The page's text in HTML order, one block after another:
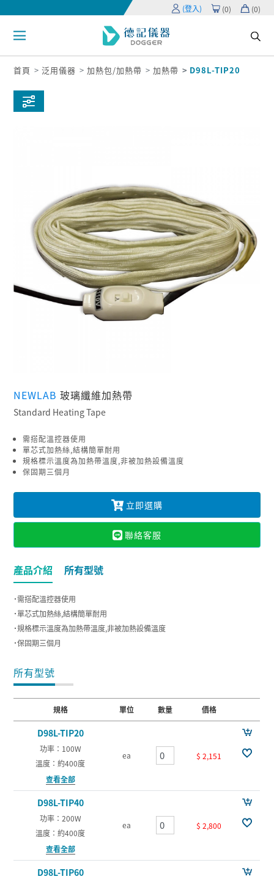
(登入) (0) (0)
首頁 泛用儀器 加熱包/加熱帶 加熱帶 D98L-TIP20
NEWLAB玻璃纖維加熱帶
Standard Heating Tape
需搭配溫控器使用
單芯式加熱絲,結構簡單耐用
規格標示溫度為加熱帶溫度,非被加熱設備溫度
保固期三個月
立即選購
聯絡客服
產品介紹 所有型號
˙需搭配溫控器使用
˙單芯式加熱絲,結構簡單耐用
˙規格標示溫度為加熱帶溫度,非被加熱設備溫度
˙保固期三個月
所有型號
規格 單位 數量 價格
D98L-TIP20
功率：100W
溫度：約400度
查看全部
ea $ 2,151
D98L-TIP40
功率：200W
溫度：約400度
查看全部
ea $ 2,800
D98L-TIP60